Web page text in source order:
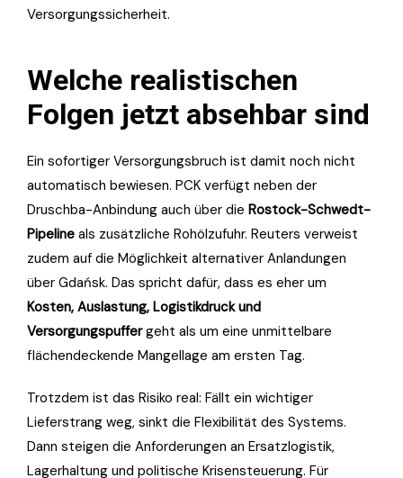
Versorgungssicherheit.
Welche realistischen
Folgen jetzt absehbar sind
Ein sofortiger Versorgungsbruch ist damit noch nicht
automatisch bewiesen. PCK verfügt neben der
Druschba-Anbindung auch über die Rostock-Schwedt-
Pipeline als zusätzliche Rohölzufuhr. Reuters verweist
zudem auf die Möglichkeit alternativer Anlandungen
über Gdańsk. Das spricht dafür, dass es eher um
Kosten, Auslastung, Logistikdruck und
Versorgungspuffergeht als um eine unmittelbare
flächendeckende Mangellage am ersten Tag.
Trotzdem ist das Risiko real: Fällt ein wichtiger
Lieferstrang weg, sinkt die Flexibilität des Systems.
Dann steigen die Anforderungen an Ersatzlogistik,
Lagerhaltung und politische Krisensteuerung. Für